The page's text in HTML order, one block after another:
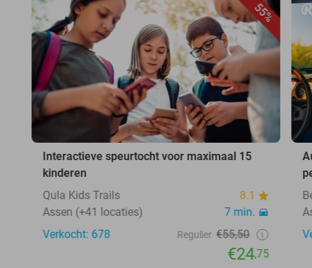
55%
Interactieve speurtocht voor maximaal 15
kinderen
Qula Kids Trails
8.1
Assen (+41 locaties)
7 min.
Verkocht: 678
Regulier €55,50
€24,75